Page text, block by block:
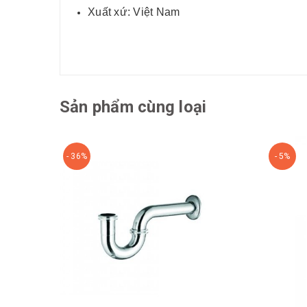
Xuất xứ: Việt Nam
Sản phẩm cùng loại
- 36% - 5%